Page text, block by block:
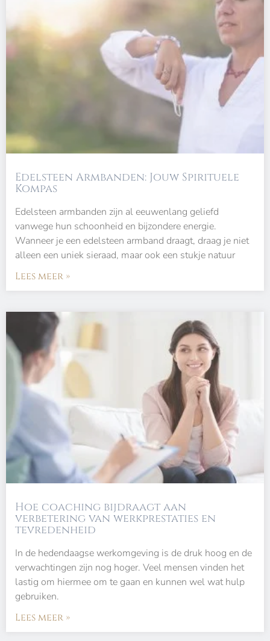
Edelsteen Armbanden: Jouw Spirituele
Kompas
Edelsteen armbanden zijn al eeuwenlang geliefd
vanwege hun schoonheid en bijzondere energie.
Wanneer je een edelsteen armband draagt, draag je niet
alleen een uniek sieraad, maar ook een stukje natuur
Lees meer »
Hoe coaching bijdraagt aan
verbetering van werkprestaties en
tevredenheid
In de hedendaagse werkomgeving is de druk hoog en de
verwachtingen zijn nog hoger. Veel mensen vinden het
lastig om hiermee om te gaan en kunnen wel wat hulp
gebruiken.
Lees meer »